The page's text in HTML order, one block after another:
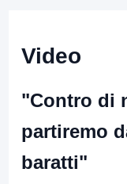
Video
"Contro di
partiremo
baratti"